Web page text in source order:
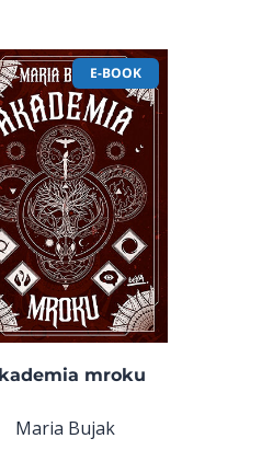
E-BOOK
mroku
Maria Bujak